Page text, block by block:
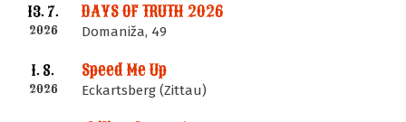
13. 7.
2026
DAYS OF TRUTH 2026
Domaniža, 49
1. 8.
2026
Speed Me Up
Eckartsberg (Zittau)